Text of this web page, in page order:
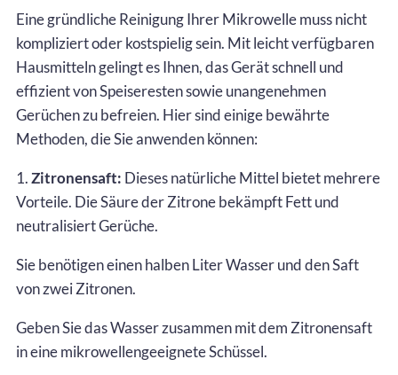
Eine gründliche Reinigung Ihrer Mikrowelle muss nicht
kompliziert oder kostspielig sein. Mit leicht verfügbaren
Hausmitteln gelingt es Ihnen, das Gerät schnell und
effizient von Speiseresten sowie unangenehmen
Gerüchen zu befreien. Hier sind einige bewährte
Methoden, die Sie anwenden können:
1.Zitronensaft: Dieses natürliche Mittel bietet mehrere
Vorteile. Die Säure der Zitrone bekämpft Fett und
neutralisiert Gerüche.
Sie benötigen einen halben Liter Wasser und den Saft
von zwei Zitronen.
Geben Sie das Wasser zusammen mit dem Zitronensaft
in eine mikrowellengeeignete Schüssel.